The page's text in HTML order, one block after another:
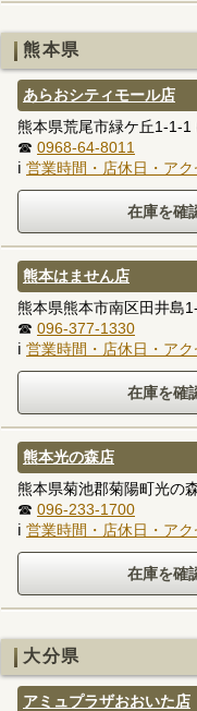
熊本県
あらおシティモール店
熊本県荒尾市緑ケ丘1-1-
☎ 0968-64-8011
ℹ 営業時間・店休日・ア
熊本はません店
熊本県熊本市南区田井島
☎ 096-377-1330
ℹ 営業時間・店休日・ア
熊本光の森店
熊本県菊池郡菊陽町光の
☎ 096-233-1700
ℹ 営業時間・店休日・ア
大分県
アミュプラザおおいた店